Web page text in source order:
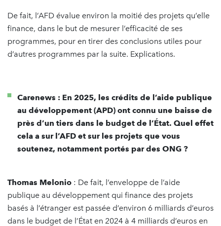
De fait, l’AFD évalue environ la moitié des projets qu’elle
finance, dans le but de mesurer l’efficacité de ses
programmes, pour en tirer des conclusions utiles pour
d’autres programmes par la suite. Explications.
Carenews : En 2025, les crédits de l’aide publique
au développement (APD) ont connu une baisse de
près d’un tiers dans le budget de l’État. Quel effet
cela a sur l’AFD et sur les projets que vous
soutenez, notamment portés par des ONG ?
Thomas Melonio : De fait, l’enveloppe de l’aide
publique au développement qui finance des projets
basés à l’étranger est passée d’environ 6 milliards d’euros
dans le budget de l’État en 2024 à 4 milliards d’euros en